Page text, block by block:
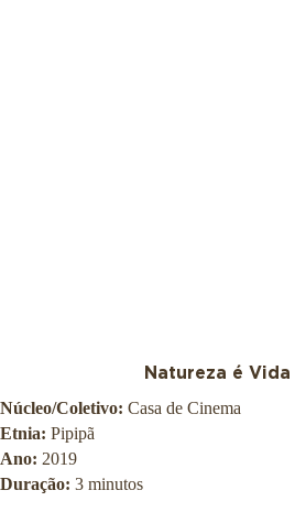
Natureza é Vida
Núcleo/Coletivo: Casa de Cinema
Etnia: Pipipã
Ano: 2019
Duração: 3 minutos